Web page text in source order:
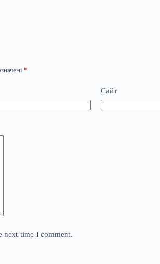
*
Сайт
next time I comment.